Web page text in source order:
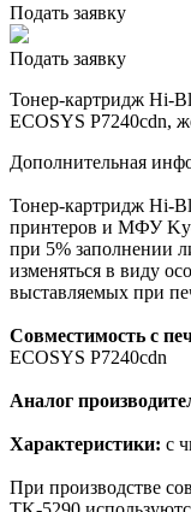
Подать заявку
Подать заявку
Тонер-картридж Hi-
ECOSYS P7240cdn,
Дополнительная
Тонер-картридж Hi-
принтеров и МФУ
при 5% заполнении
изменяться в виду
выставляемых при
Совместимость с
ECOSYS P7240cdn
Аналог
Характеристики: с
При производстве